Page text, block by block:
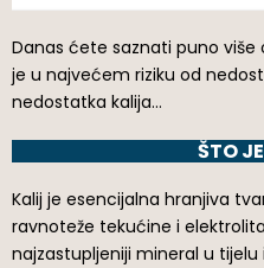
Danas ćete saznati puno više
je u najvećem riziku od
nedostatka kalija…
ŠTO
Kalij je esencijalna hranjiva
ravnoteže tekućine i
najzastupljeniji mineral u